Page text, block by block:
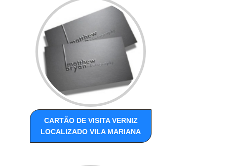
CARTÃO DE VISITA VERNIZ
LOCALIZADO VILA MARIANA